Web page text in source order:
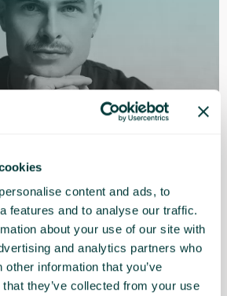
content and ads, to
features and to analyse our traffic.
about your use of our site with
and analytics partners who
information that you’ve
they’ve collected from your use